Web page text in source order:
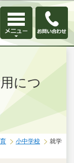
につ
小中学校
就学